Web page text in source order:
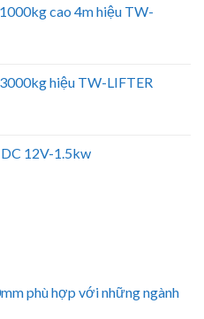
cao 4m hiệu TW-
hiệu TW-LIFTER
12V-1.5kw
phù hợp với những ngành